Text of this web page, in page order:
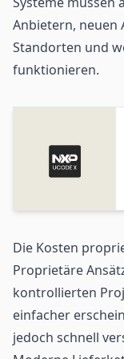
Anbietern, neuen
Standorten und
funktionieren.
Die Kosten
Proprietäre
kontrollierten
einfacher
jedoch schnell